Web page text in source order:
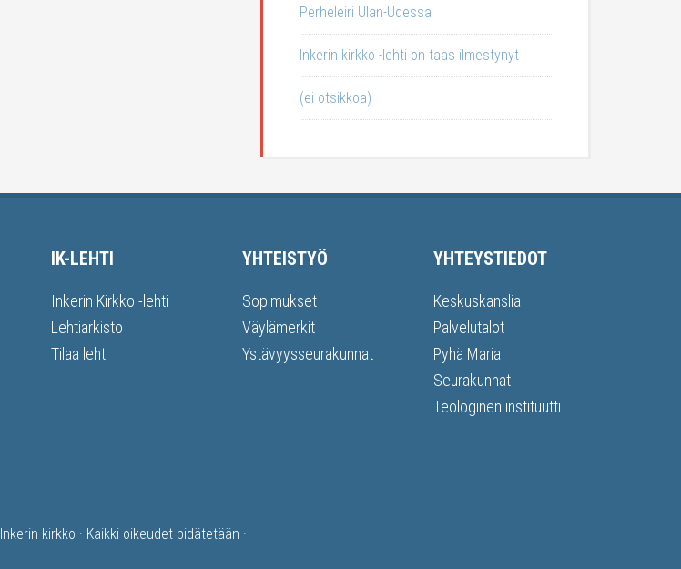
Perheleiri Ulan-Udessa
Inkerin kirkko -lehti on taas ilmestynyt
(ei otsikkoa)
IK-LEHTI
Inkerin Kirkko -lehti
Lehtiarkisto
Tilaa lehti
YHTEISTYÖ
Sopimukset
Väylämerkit
Ystävyysseurakunnat
YHTEYSTIEDOT
Keskuskanslia
Palvelutalot
Pyhä Maria
Seurakunnat
Teologinen instituutti
Inkerin kirkko · Kaikki oikeudet pidätetään ·